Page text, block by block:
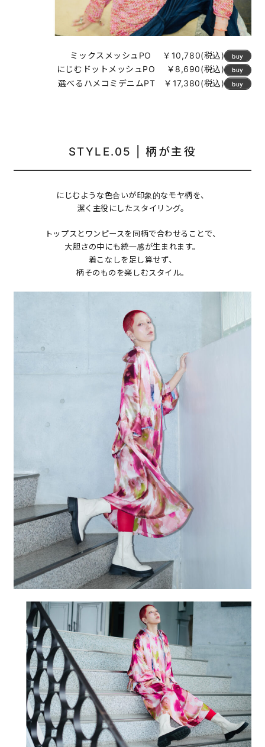
ミックスメッシュPO ￥10,780(税込) buy
にじむドットメッシュPO ￥8,690(税込) buy
選べるハメコミデニムPT ￥17,380(税込) buy
STYLE.05 | 柄が主役
にじむような色合いが印象的なモヤ柄を、
潔く主役にしたスタイリング。
トップスとワンピースを同柄で合わせることで、
大胆さの中にも統一感が生まれます。
着こなしを足し算せず、
柄そのものを楽しむスタイル。